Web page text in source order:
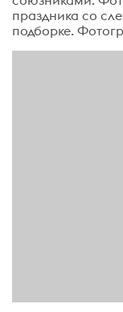
праздника со
подборке.